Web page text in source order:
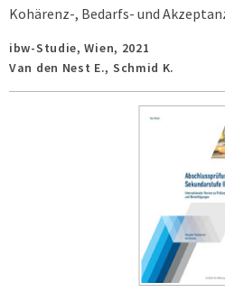
Kohärenz-, Bedarfs- und
ibw-Studie,Wien, 2021
Van den Nest E., Schmid K.